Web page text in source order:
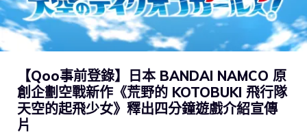
【Qoo事前登錄】日本 BANDAI NAMCO 原
創企劃空戰新作《荒野的 KOTOBUKI 飛行隊
天空的起飛少女》釋出四分鐘遊戲介紹宣傳
片